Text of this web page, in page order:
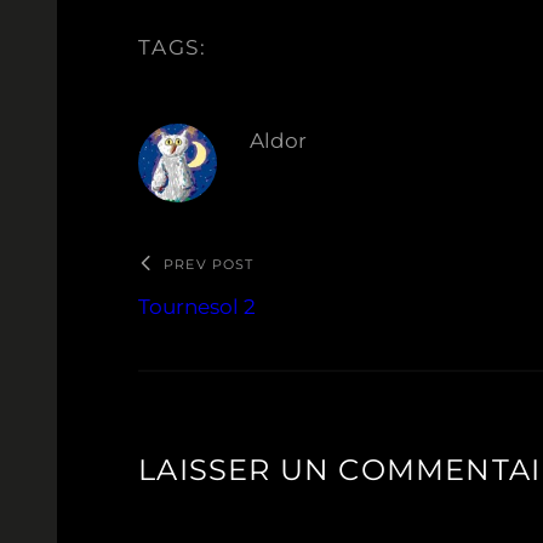
TAGS:
Aldor
PREV POST
Tournesol 2
LAISSER UN